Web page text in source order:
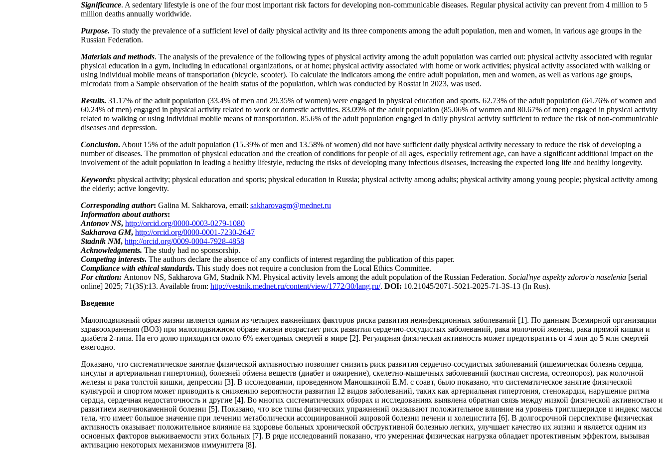
Significance. A sedentary lifestyle is one of the four most important risk factors for developing non-communicable diseases. Regular physical activity can prevent from 4 million to 5
million deaths annually worldwide.
Purpose. To study the prevalence of a sufficient level of daily physical activity and its three components among the adult population, men and women, in various age groups in the
Russian Federation.
Materials and methods. The analysis of the prevalence of the following types of physical activity among the adult population was carried out: physical activity associated with regular
physical education in a gym, including in educational organizations, or at home; physical activity associated with home or work activities; physical activity associated with walking or
using individual mobile means of transportation (bicycle, scooter). To calculate the indicators among the entire adult population, men and women, as well as various age groups,
microdata from a Sample observation of the health status of the population, which was conducted by Rosstat in 2023, was used.
Results. 31.17% of the adult population (33.4% of men and 29.35% of women) were engaged in physical education and sports. 62.73% of the adult population (64.76% of women and
60.24% of men) engaged in physical activity related to work or domestic activities. 83.09% of the adult population (85.06% of women and 80.67% of men) engaged in physical activity
related to walking or using individual mobile means of transportation. 85.6% of the adult population engaged in daily physical activity sufficient to reduce the risk of non-communicable
diseases and depression.
Conclusion. About 15% of the adult population (15.39% of men and 13.58% of women) did not have sufficient daily physical activity necessary to reduce the risk of developing a
number of diseases. The promotion of physical education and the creation of conditions for people of all ages, especially retirement age, can have a significant additional impact on the
involvement of the adult population in leading a healthy lifestyle, reducing the risks of developing many infectious diseases, increasing the expected long life and healthy longevity.
Keywords: physical activity; physical education and sports; physical education in Russia; physical activity among adults; physical activity among young people; physical activity among
the elderly; active longevity.
Corresponding author: Galina M. Sakharova, email: sakharovagm@mednet.ru
Information about authors:
Antonov NS, http://orcid.org/0000-0003-0279-1080
Sakharova GM, http://orcid.org/0000-0001-7230-2647
Stadnik NM, http://orcid.org/0009-0004-7928-4858
Acknowledgments. The study had no sponsorship.
Competing interests. The authors declare the absence of any conflicts of interest regarding the publication of this paper.
Compliance with ethical standards. This study does not require a conclusion from the Local Ethics Committee.
For citation: Antonov NS, Sakharova GM, Stadnik NM. Physical activity levels among the adult population of the Russian Federation. Social'nye aspekty zdorov'a naselenia [serial
online] 2025; 71(3S):13. Available from: http://vestnik.mednet.ru/content/view/1772/30/lang,ru/. DOI: 10.21045/2071-5021-2025-71-3S-13 (In Rus).
Введение
Малоподвижный образ жизни является одним из четырех важнейших факторов риска развития неинфекционных заболеваний [1]. По данным Всемирной организации
здравоохранения (ВОЗ) при малоподвижном образе жизни возрастает риск развития сердечно-сосудистых заболеваний, рака молочной железы, рака прямой кишки и
диабета 2-типа. На его долю приходится около 6% ежегодных смертей в мире [2]. Регулярная физическая активность может предотвратить от 4 млн до 5 млн смертей
ежегодно.
Доказано, что систематическое занятие физической активностью позволяет снизить риск развития сердечно-сосудистых заболеваний (ишемическая болезнь сердца,
инсульт и артериальная гипертония), болезней обмена веществ (диабет и ожирение), скелетно-мышечных заболеваний (костная система, остеопороз), рак молочной
железы и рака толстой кишки, депрессии [3]. В исследовании, проведенном Маношкиной Е.М. с соавт, было показано, что систематическое занятие физической
культурой и спортом может приводить к снижению вероятности развития 12 видов заболеваний, таких как артериальная гипертония, стенокардия, нарушение ритма
сердца, сердечная недостаточность и другие [4]. Во многих систематических обзорах и исследованиях выявлена обратная связь между низкой физической активностью и
развитием желчнокаменной болезни [5]. Показано, что все типы физических упражнений оказывают положительное влияние на уровень триглицеридов и индекс массы
тела, что имеет большое значение при лечении метаболически ассоциированной жировой болезни печени и холецистита [6]. В долгосрочной перспективе физическая
активность оказывает положительное влияние на здоровье больных хронической обструктивной болезнью легких, улучшает качество их жизни и является одним из
основных факторов выживаемости этих больных [7]. В ряде исследований показано, что умеренная физическая нагрузка обладает протективным эффектом, вызывая
активацию некоторых механизмов иммунитета [8].